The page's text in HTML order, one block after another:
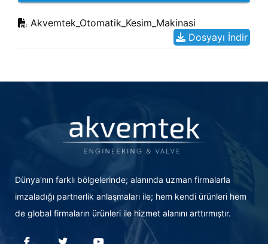
Akvemtek_Otomatik_Kesim_Makinasi
Dosyayı İndir
Dünya'nın farklı bölgelerinde; alanında uzman firmalarla
imzaladığı partnerlik anlaşmaları ile; hem kendi ürünleri hem
de global firmaların ürünleri ile hizmet alanını arttırmıştır.